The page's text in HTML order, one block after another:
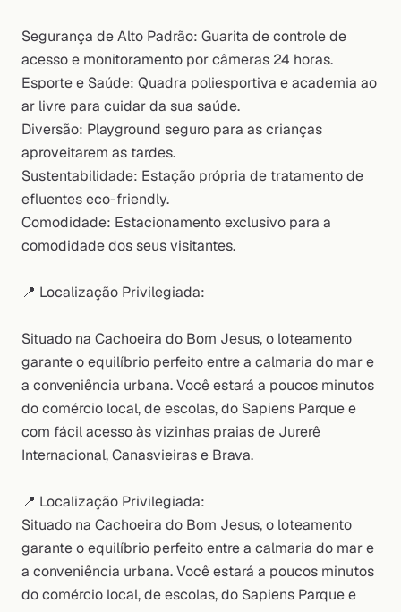
Segurança de Alto Padrão: Guarita de controle de
acesso e monitoramento por câmeras 24 horas.
Esporte e Saúde: Quadra poliesportiva e academia ao
ar livre para cuidar da sua saúde.
Diversão: Playground seguro para as crianças
aproveitarem as tardes.
Sustentabilidade: Estação própria de tratamento de
efluentes eco-friendly.
Comodidade: Estacionamento exclusivo para a
comodidade dos seus visitantes.
📍 Localização Privilegiada:
Situado na Cachoeira do Bom Jesus, o loteamento
garante o equilíbrio perfeito entre a calmaria do mar e
a conveniência urbana. Você estará a poucos minutos
do comércio local, de escolas, do Sapiens Parque e
com fácil acesso às vizinhas praias de Jurerê
Internacional, Canasvieiras e Brava.
📍 Localização Privilegiada:
Situado na Cachoeira do Bom Jesus, o loteamento
garante o equilíbrio perfeito entre a calmaria do mar e
a conveniência urbana. Você estará a poucos minutos
do comércio local, de escolas, do Sapiens Parque e